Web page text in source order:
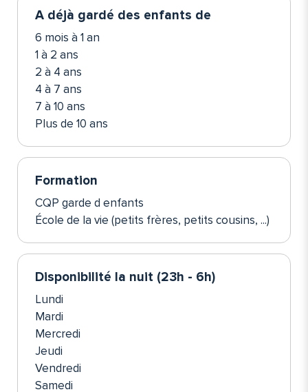
A déjà gardé des enfants de
6 mois à 1 an
1 à 2 ans
2 à 4 ans
4 à 7 ans
7 à 10 ans
Plus de 10 ans
Formation
CQP garde d enfants
École de la vie (petits frères, petits cousins, ...)
Disponibilité la nuit (23h - 6h)
Lundi
Mardi
Mercredi
Jeudi
Vendredi
Samedi